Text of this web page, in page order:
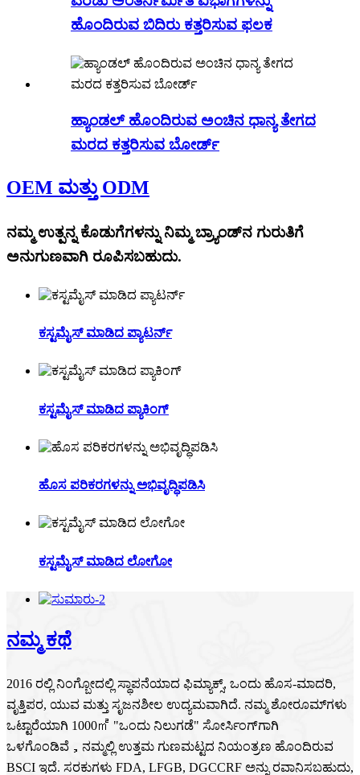
ಹೊಂದಿರುವ ಬಿದಿರು ಕತ್ತರಿಸುವ ಫಲಕ
ಹ್ಯಾಂಡಲ್ ಹೊಂದಿರುವ ಅಂಚಿನ ಧಾನ್ಯ ತೇಗದ
ಮರದ ಕತ್ತರಿಸುವ ಬೋರ್ಡ್
OEM ಮತ್ತು ODM
ನಮ್ಮ ಉತ್ಪನ್ನ ಕೊಡುಗೆಗಳನ್ನು ನಿಮ್ಮ ಬ್ರ್ಯಾಂಡ್‌ನ ಗುರುತಿಗೆ
ಅನುಗುಣವಾಗಿ ರೂಪಿಸಬಹುದು.
ಕಸ್ಟಮೈಸ್ ಮಾಡಿದ ಪ್ಯಾಟರ್ನ್
ಕಸ್ಟಮೈಸ್ ಮಾಡಿದ ಪ್ಯಾಕಿಂಗ್
ಹೊಸ ಪರಿಕರಗಳನ್ನು ಅಭಿವೃದ್ಧಿಪಡಿಸಿ
ಕಸ್ಟಮೈಸ್ ಮಾಡಿದ ಲೋಗೋ
ನಮ್ಮ ಕಥೆ
2016 ರಲ್ಲಿ ನಿಂಗ್ಬೋದಲ್ಲಿ ಸ್ಥಾಪನೆಯಾದ ಫಿಮ್ಯಾಕ್ಸ್, ಒಂದು ಹೊಸ-ಮಾದರಿ,
ವೃತ್ತಿಪರ, ಯುವ ಮತ್ತು ಸೃಜನಶೀಲ ಉದ್ಯಮವಾಗಿದೆ. ನಮ್ಮ ಶೋರೂಮ್‌ಗಳು
ಒಟ್ಟಾರೆಯಾಗಿ 1000㎡ "ಒಂದು ನಿಲುಗಡೆ" ಸೋರ್ಸಿಂಗ್‌ಗಾಗಿ
ಒಳಗೊಂಡಿವೆ，ನಮ್ಮಲ್ಲಿ ಉತ್ತಮ ಗುಣಮಟ್ಟದ ನಿಯಂತ್ರಣ ಹೊಂದಿರುವ
BSCI ಇದೆ. ಸರಕುಗಳು FDA, LFGB, DGCCRF ಅನ್ನು ರವಾನಿಸಬಹುದು,